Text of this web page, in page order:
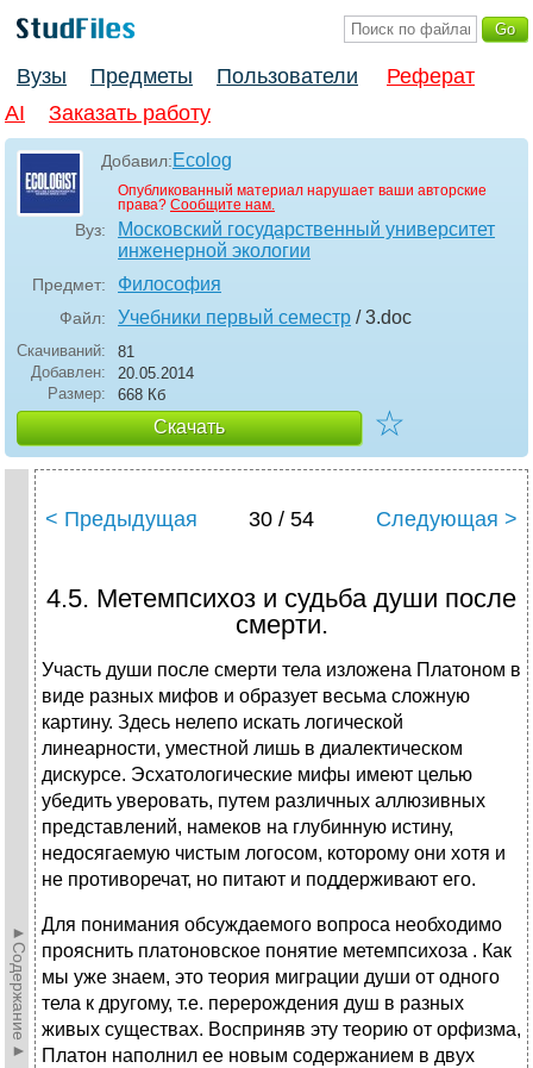
Вузы Предметы Пользователи
Реферат
AI
Заказать работу
Добавил:Ecolog
Опубликованный материал нарушает ваши авторские
права? Сообщите нам.
Вуз:
Московский государственный университет
инженерной экологии
Предмет: Философия
Файл: Учебники первый семестр / 3.doc
Скачиваний:
81
Добавлен:
20.05.2014
Размер:
668 Кб
Скачать ☆
►Содержание►
< Предыдущая 30 / 54 Следующая >
4.5. Метемпсихоз и судьба души после
смерти.
Участь души после смерти тела изложена Платоном в
виде разных мифов и образует весьма сложную
картину. Здесь нелепо искать логической
линеарности, уместной лишь в диалектическом
дискурсе. Эсхатологические мифы имеют целью
убедить уверовать, путем различных аллюзивных
представлений, намеков на глубинную истину,
недосягаемую чистым логосом, которому они хотя и
не противоречат, но питают и поддерживают его.
Для понимания обсуждаемого вопроса необходимо
прояснить платоновское понятие метемпсихоза . Как
мы уже знаем, это теория миграции души от одного
тела к другому, т.е. перерождения душ в разных
живых существах. Восприняв эту теорию от орфизма,
Платон наполнил ее новым содержанием в двух